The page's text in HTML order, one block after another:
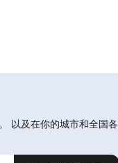
以及在你的城市和全国各